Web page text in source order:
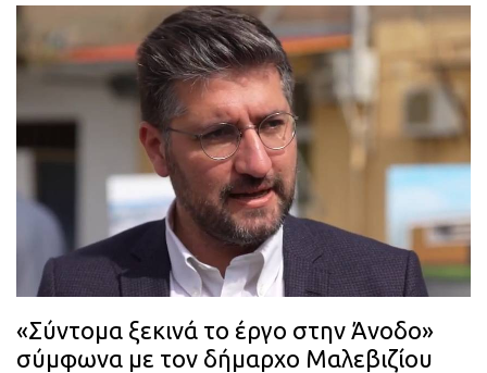
«Σύντομα ξεκινά το έργο στην Άνοδο»
σύμφωνα με τον δήμαρχο Μαλεβιζίου